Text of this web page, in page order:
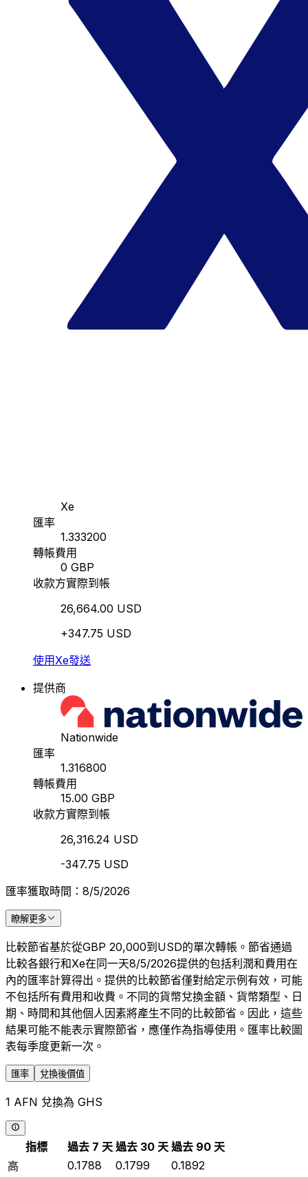
Xe
匯率
1.333200
轉帳費用
0 GBP
收款方實際到帳
26,664.00 USD
+347.75 USD
使用Xe發送
提供商
Nationwide
匯率
1.316800
轉帳費用
15.00 GBP
收款方實際到帳
26,316.24 USD
-347.75 USD
匯率獲取時間：8/5/2026
瞭解更多
比較節省基於從GBP 20,000到USD的單次轉帳。節省通過
比較各銀行和Xe在同一天8/5/2026提供的包括利潤和費用在
內的匯率計算得出。提供的比較節省僅對給定示例有效，可能
不包括所有費用和收費。不同的貨幣兌換金額、貨幣類型、日
期、時間和其他個人因素將產生不同的比較節省。因此，這些
結果可能不能表示實際節省，應僅作為指導使用。匯率比較圖
表每季度更新一次。
匯率 兌換後價值
1 AFN 兌換為 GHS
指標 過去 7 天 過去 30 天 過去 90 天
高
0.1788 0.1799
0.1892